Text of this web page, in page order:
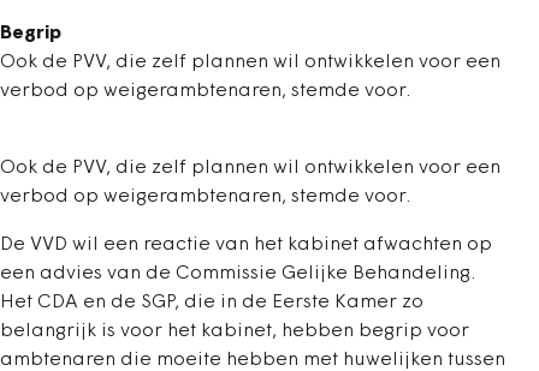
Begrip
Ook de PVV, die zelf plannen wil ontwikkelen voor een
verbod op weigerambtenaren, stemde voor.
Ook de PVV, die zelf plannen wil ontwikkelen voor een
verbod op weigerambtenaren, stemde voor.
De VVD wil een reactie van het kabinet afwachten op
een advies van de Commissie Gelijke Behandeling.
Het CDA en de SGP, die in de Eerste Kamer zo
belangrijk is voor het kabinet, hebben begrip voor
ambtenaren die moeite hebben met huwelijken tussen